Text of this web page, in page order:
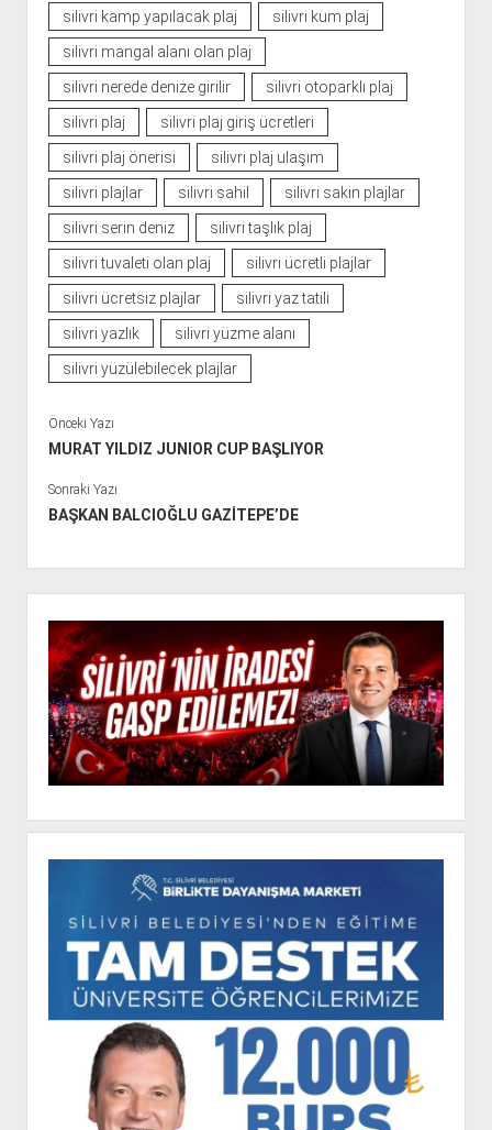
silivri kamp yapılacak plaj
silivri kum plaj
silivri mangal alanı olan plaj
silivri nerede denize girilir
silivri otoparklı plaj
silivri plaj
silivri plaj giriş ücretleri
silivri plaj önerisi
silivri plaj ulaşım
silivri plajlar
silivri sahil
silivri sakin plajlar
silivri serin deniz
silivri taşlık plaj
silivri tuvaleti olan plaj
silivri ücretli plajlar
silivri ücretsiz plajlar
silivri yaz tatili
silivri yazlık
silivri yüzme alanı
silivri yüzülebilecek plajlar
Önceki Yazı
MURAT YILDIZ JUNIOR CUP BAŞLIYOR
Sonraki Yazı
BAŞKAN BALCIOĞLU GAZİTEPE’DE